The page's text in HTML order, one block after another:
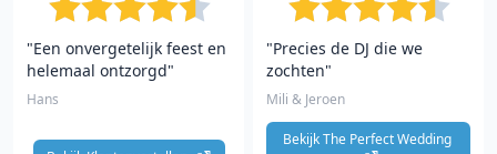
"Een onvergetelijk feest en
helemaal ontzorgd"
Hans
"Precies de DJ die we
zochten"
Mili & Jeroen
Bekijk The Perfect Wedding